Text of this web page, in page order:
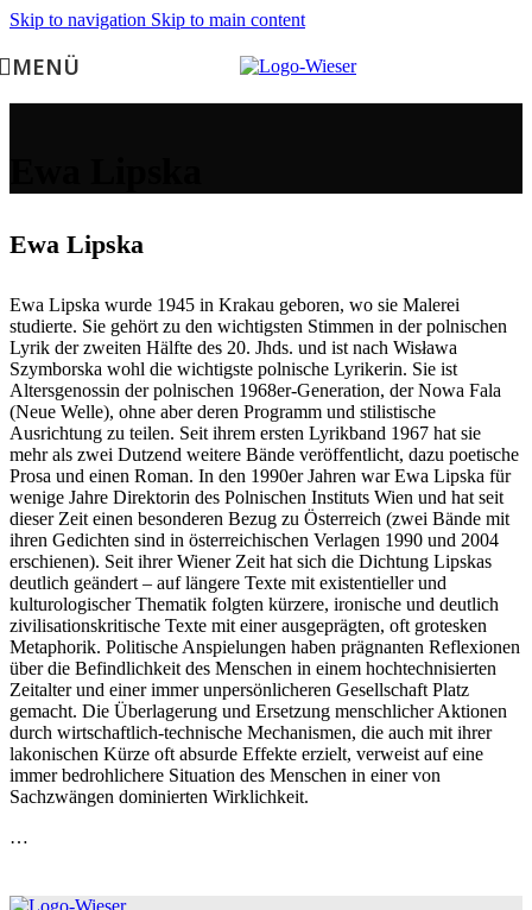
Skip to navigation Skip to main content
MENÜ
Ewa Lipska
Ewa Lipska wurde 1945 in Krakau geboren, wo sie Malerei
studierte. Sie gehört zu den wichtigsten Stimmen in der polnischen
Lyrik der zweiten Hälfte des 20. Jhds. und ist nach Wisława
Szymborska wohl die wichtigste polnische Lyrikerin. Sie ist
Altersgenossin der polnischen 1968er-Generation, der Nowa Fala
(Neue Welle), ohne aber deren Programm und stilistische
Ausrichtung zu teilen. Seit ihrem ersten Lyrikband 1967 hat sie
mehr als zwei Dutzend weitere Bände veröffentlicht, dazu poetische
Prosa und einen Roman. In den 1990er Jahren war Ewa Lipska für
wenige Jahre Direktorin des Polnischen Instituts Wien und hat seit
dieser Zeit einen besonderen Bezug zu Österreich (zwei Bände mit
ihren Gedichten sind in österreichischen Verlagen 1990 und 2004
erschienen). Seit ihrer Wiener Zeit hat sich die Dichtung Lipskas
deutlich geändert – auf längere Texte mit existentieller und
kulturologischer Thematik folgten kürzere, ironische und deutlich
zivilisationskritische Texte mit einer ausgeprägten, oft grotesken
Metaphorik. Politische Anspielungen haben prägnanten Reflexionen
über die Befindlichkeit des Menschen in einem hochtechnisierten
Zeitalter und einer immer unpersönlicheren Gesellschaft Platz
gemacht. Die Überlagerung und Ersetzung menschlicher Aktionen
durch wirtschaftlich-technische Mechanismen, die auch mit ihrer
lakonischen Kürze oft absurde Effekte erzielt, verweist auf eine
immer bedrohlichere Situation des Menschen in einer von
Sachzwängen dominierten Wirklichkeit.
…